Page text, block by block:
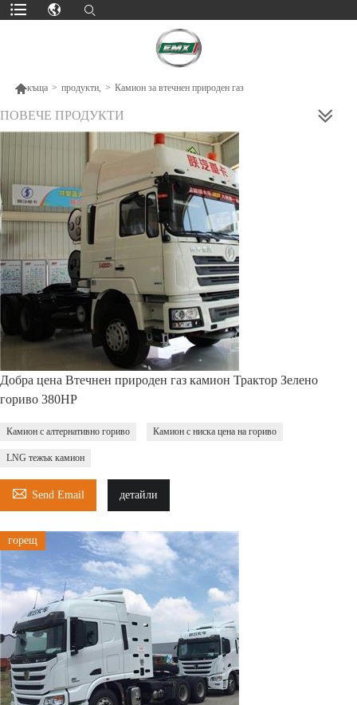
къща > продукти, > Камион за втечнен природен газ
ПОВЕЧЕ ПРОДУКТИ
Добра цена Втечнен природен газ камион Трактор Зелено
гориво 380HP
Камион с алтернативно гориво Камион с ниска цена на гориво
LNG тежък камион
 Send Email детайли
горещ